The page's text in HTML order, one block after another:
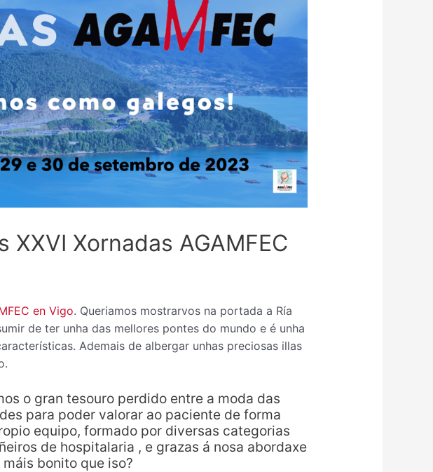
Xornadas AGAMFEC
en Vigo. Queriamos mostrarvos na portada a Ría
de ter unha das mellores pontes do mundo e é unha
Ademais de albergar unhas preciosas illas
o gran tesouro perdido entre a moda das
para poder valorar ao paciente de forma
equipo, formado por diversas categorias
de hospitalaria , e grazas á nosa abordaxe
bonito que iso?